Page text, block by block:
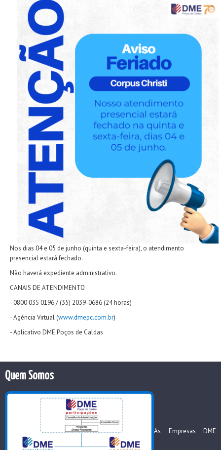
Nos dias 04 e 05 de junho (quinta e sexta-feira), o atendimento
presencial estará fechado.
Não haverá expediente administrativo.
CANAIS DE ATENDIMENTO
- 0800 035 0196 / (35) 2039-0686 (24 horas)
- Agência Virtual (www.dmepc.com.br)
- Aplicativo DME Poços de Caldas
Quem Somos
As Empresas DME